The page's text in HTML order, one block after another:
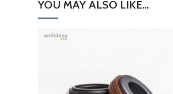
YOU MAY ALSO LIKE…